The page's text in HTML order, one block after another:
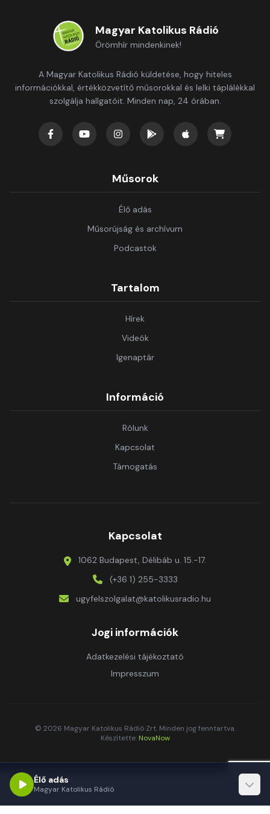
Magyar Katolikus Rádió
Örömhír mindenkinek!
A Magyar Katolikus Rádió küldetése, hogy hiteles
információkkal, értékközvetítő műsorokkal és lelki táplálékkal
szolgálja hallgatóit. Minden nap, 24 órában.
Műsorok
Élő adás
Műsorújság és archívum
Podcastok
Tartalom
Hírek
Videók
Igenaptár
Információ
Rólunk
Kapcsolat
Támogatás
Kapcsolat
1062 Budapest, Délibáb u. 15.-17.
(+36 1) 255-3333
ugyfelszolgalat@katolikusradio.hu
Jogi információk
Adatkezelési tájékoztató
Impresszum
© 2026 Magyar Katolikus Rádió Zrt. Minden jog fenntartva.
Készítette: NovaNow
Élő adás
Magyar Katolikus Rádió